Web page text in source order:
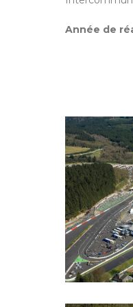
Année de